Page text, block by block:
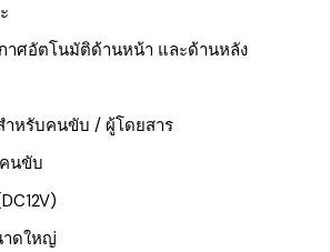
าศอัตโนมัติด้านหน้า และด้านหลัง
ำหรับคนขับ / ผู้โดยสาร
นขับ
าดใหญ่